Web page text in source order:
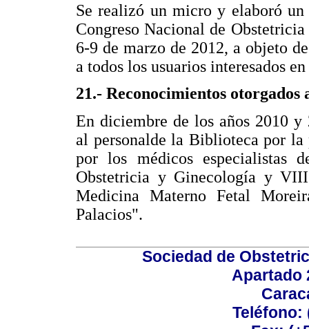
Se realizó un micro y elaboró
Congreso Nacional de
6-9 de marzo de 2012, a objeto
a todos los usuarios interesados
21.- Reconocimientos
En diciembre de los años 2010 y
al personalde la Biblioteca por
por los médicos
Obstetricia y Ginecología y
Medicina Materno Fetal
Palacios".
Sociedad de
Apartado
Teléfono: